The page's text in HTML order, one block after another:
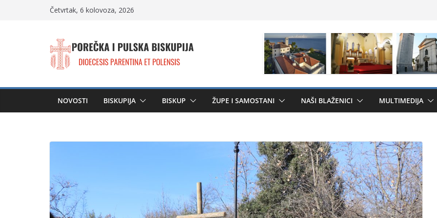
Četvrtak, 6 kolovoza, 2026
NOVOSTI BISKUPIJA BISKUP ŽUPE I SAMOSTANI NAŠI BLAŽENICI MULTIMEDIJA